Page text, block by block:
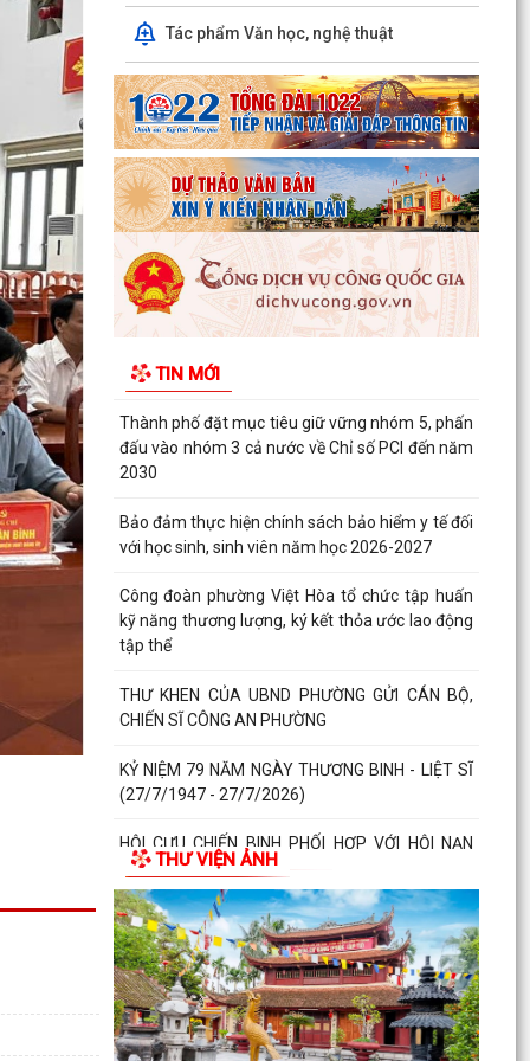
Tác phẩm Văn học, nghệ thuật
TIN MỚI
ĐẢNG BỘ PHƯỜNG VIỆT HÒA HỌC TẬP, QUÁN
TRIỆT NGHỊ QUYẾT HỘI NGHỊ LẦN THỨ BA BAN
CHẤP HÀNH TRUNG...
HỘI NÔNG DÂN THÀNH PHỐ HẢI PHÒNG: KIỂM
TRA CÔNG TÁC HỘI VÀ PHONG TRÀO NÔNG
DÂN 6 THÁNG ĐẦU NĂM 2026...
Thông qua 24 Nghị quyết tại Kỳ họp thứ 3 (Kỳ
họp thường lệ giữa năm 2026) HĐND thành phố
khóa XVII
Phường Việt Hòa khai mạc lớp bồi dưỡng kiến
năm 2026
Thành phố đặt mục tiêu giữ vững nhóm 5, phấn
đấu vào nhóm 3 cả nước về Chỉ số PCI đến năm
2030
Bảo đảm thực hiện chính sách bảo hiểm y tế đối
với học sinh, sinh viên năm học 2026-2027
Công đoàn phường Việt Hòa tổ chức tập huấn
kỹ năng thương lượng, ký kết thỏa ước lao động
tập thể
THƯ KHEN CỦA UBND PHƯỜNG GỬI CÁN BỘ,
CHIẾN SĨ CÔNG AN PHƯỜNG
KỶ NIỆM 79 NĂM NGÀY THƯƠNG BINH - LIỆT SĨ
(27/7/1947 - 27/7/2026)
HỘI CỰU CHIẾN BINH PHỐI HỢP VỚI HỘI NẠN
NHÂN DA CAM/DIOXIN PHƯỜNG VIỆT HÒA
THĂM, TẶNG QUÀ GIA ĐÌNH...
PHƯỜNG VIỆT HÒA THẮP NẾN TRI ÂN CÁC ANH
HÙNG LIỆT SĨ NHÂN KỶ NIỆM 79 NĂM NGÀY
THƯƠNG BINH - LIỆT SĨ...
Phường Việt Hòa tổ chức ra quân dọn dẹp vệ
THƯ VIỆN ẢNH